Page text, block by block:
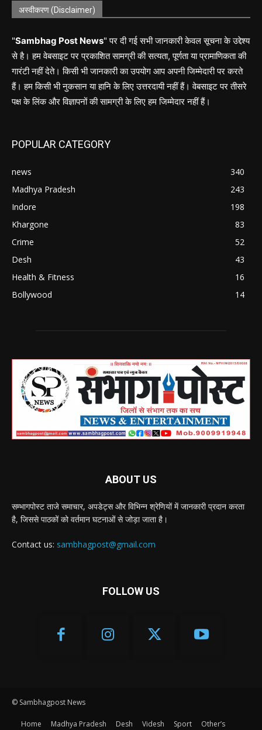
अस्वीकरण (Disclaimer)
"Sambhag Post News" पर दी गई सभी जानकारी केवल सूचना के उद्देश्य
से है। हम वेबसाइट पर प्रकाशित सामग्री की सत्यता, पूर्णता या प्रामाणिकता की
गारंटी नहीं देते। किसी भी जानकारी का उपयोग आप अपनी जिम्मेदारी पर करते
हैं। हम किसी भी नुकसान या हानि के लिए उत्तरदायी नहीं हैं। वेबसाइट पर तीसरे
पक्ष के लिंक और विज्ञापनों की सामग्री के लिए हम जिम्मेदार नहीं हैं।
POPULAR CATEGORY
news
340
Madhya Pradesh
243
Indore
198
Khargone
83
Crime
52
Desh
43
Health & Fitness
16
Bollywood
14
ABOUT US
सम्भागपोस्ट ताजे समाचार, अपडेट्स और विभिन्न श्रेणियों में जानकारी प्रदान करता
है, जिससे पाठकों को वर्तमान घटनाओं से जोड़ा जाता है।
Contact us: sambhagpost@gmail.com
FOLLOW US
© Sambhagpost News
Home Madhya Pradesh Desh Videsh Sport Other’s